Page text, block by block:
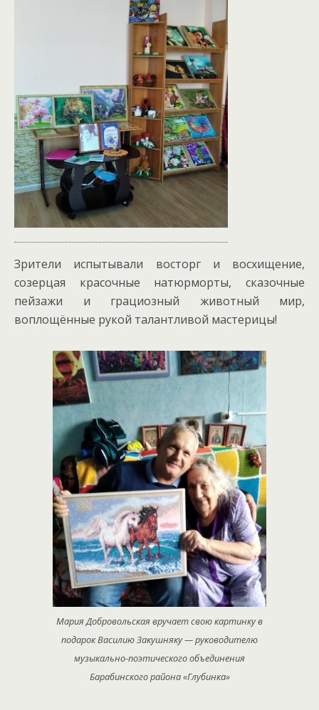
Зрители испытывали восторг и восхищение,
созерцая красочные натюрморты, сказочные
пейзажи и грациозный животный мир,
воплощённые рукой талантливой мастерицы!
Мария Добровольская вручает свою картинку в
подарок Василию Закушняку — руководителю
музыкально-поэтического объединения
Барабинского района «Глубинка»